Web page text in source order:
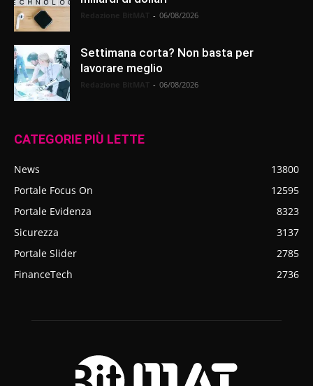
- 06/08/2026
Settimana corta? Non basta per
lavorare meglio
- 06/08/2026
CATEGORIE PIÙ LETTE
News
13800
Portale Focus On
12595
Portale Evidenza
8323
Sicurezza
3137
Portale Slider
2785
FinanceTech
2736